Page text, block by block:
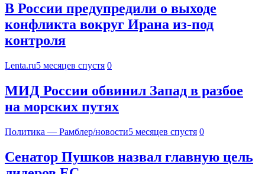
В России предупредили о выходе
конфликта вокруг Ирана из-под
контроля
Lenta.ru5 месяцев спустя 0
МИД России обвинил Запад в разбое
на морских путях
Политика — Рамблер/новости5 месяцев спустя 0
Сенатор Пушков назвал главную цель